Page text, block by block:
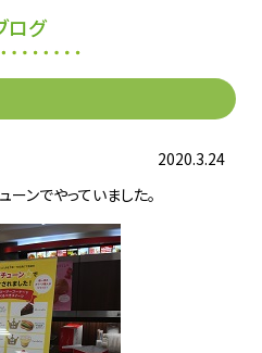
ログ
2020.3.24
ンでやっていました。